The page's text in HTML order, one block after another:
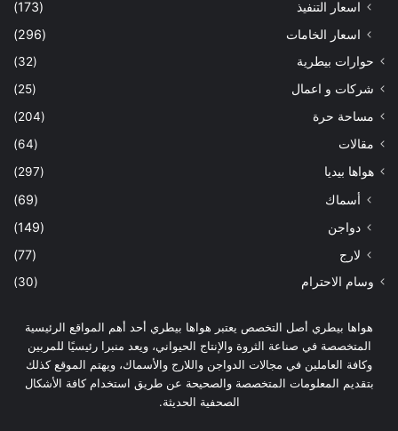
اسعار التنفيذ
(173)
اسعار الخامات
(296)
حوارات بيطرية
(32)
شركات و اعمال
(25)
مساحة حرة
(204)
مقالات
(64)
هواها بيديا
(297)
أسماك
(69)
دواجن
(149)
لارج
(77)
وسام الاحترام (30)
هواها بيطري أصل التخصص يعتبر هواها بيطري أحد أهم المواقع الرئيسية
المتخصصة في صناعة الثروة والإنتاج الحيواني، ويعد منبرا رئيسيًا للمربين
وكافة العاملين في مجالات الدواجن واللارج والأسماك، ويهتم الموقع كذلك
بتقديم المعلومات المتخصصة والصحيحة عن طريق استخدام كافة الأشكال
الصحفية الحديثة.